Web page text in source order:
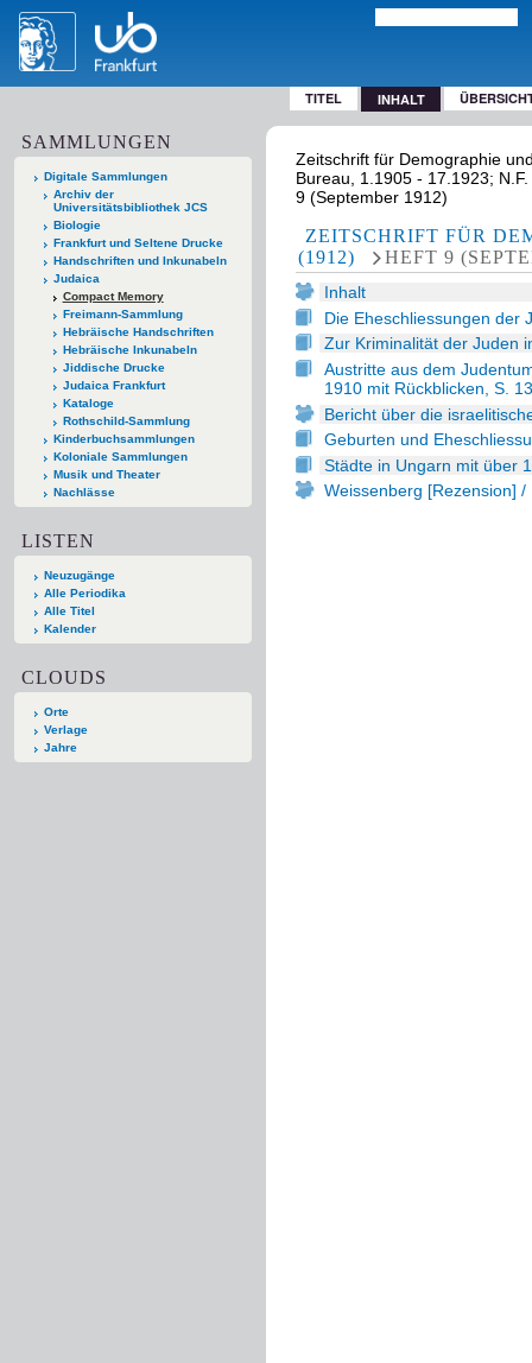
TITEL INHALT
SAMMLUNGEN
Digitale Sammlungen
Archiv der
Universitätsbibliothek JCS
Biologie
Frankfurt und Seltene Drucke
Handschriften und Inkunabeln
Judaica
Compact Memory
Freimann-Sammlung
Hebräische Handschriften
Hebräische Inkunabeln
Jiddische Drucke
Judaica Frankfurt
Kataloge
Rothschild-Sammlung
Kinderbuchsammlungen
Koloniale Sammlungen
Musik und Theater
Nachlässe
LISTEN
Neuzugänge
Alle Periodika
Alle Titel
Kalender
CLOUDS
Orte
Verlage
Jahre
Zeitschrift für Demographie
Bureau, 1.1905 - 17.1923;
9 (September 1912)
ZEITSCHRIFT FÜR
(1912)
HEFT 9
Inhalt
Die Eheschliessungen der
Zur Kriminalität der Juden
Austritte aus dem
1910 mit Rückblicken, S.
Bericht über die
Geburten und
Städte in Ungarn mit über
Weissenberg [Rezension] /